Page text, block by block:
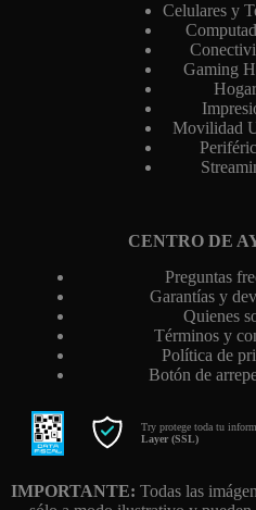
Celulares y
Gaming
Hogar
Movilidad
CENTRO DE
Preguntas
Garantías y
Quienes
Términos y
Política de
Botón de
Try protege toda tu
Layer (SSL)
IMPORTANTE: Todas las